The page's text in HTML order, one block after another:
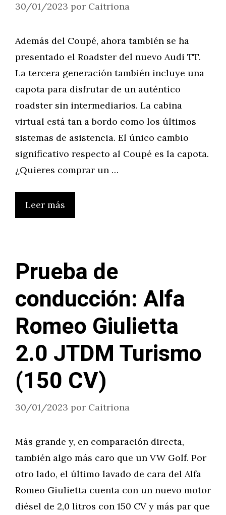
30/01/2023 por Caitriona
Además del Coupé, ahora también se ha
presentado el Roadster del nuevo Audi TT.
La tercera generación también incluye una
capota para disfrutar de un auténtico
roadster sin intermediarios. La cabina
virtual está tan a bordo como los últimos
sistemas de asistencia. El único cambio
significativo respecto al Coupé es la capota.
¿Quieres comprar un …
Leer más
Prueba de
conducción: Alfa
Romeo Giulietta
2.0 JTDM Turismo
(150 CV)
30/01/2023 por Caitriona
Más grande y, en comparación directa,
también algo más caro que un VW Golf. Por
otro lado, el último lavado de cara del Alfa
Romeo Giulietta cuenta con un nuevo motor
diésel de 2,0 litros con 150 CV y más par que